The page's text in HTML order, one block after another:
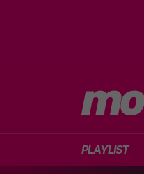
PLAYLIST